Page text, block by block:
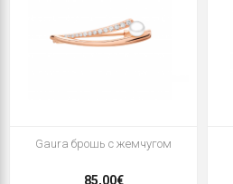
Gaura брошь с жемчугом
85,00€